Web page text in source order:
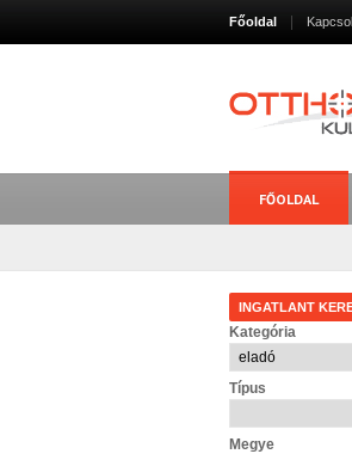
Főoldal
FŐOLDAL
INGATLANT
Kategória
Típus
Megye